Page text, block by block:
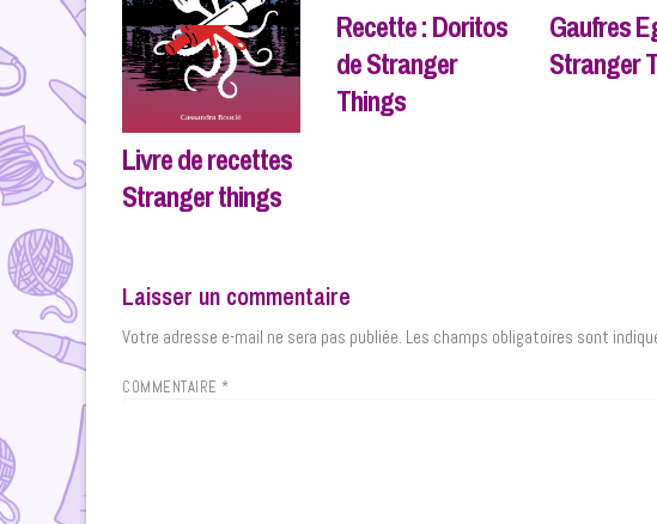
Livre de recettes
Stranger things
Recette : Doritos
de Stranger
Things
Gaufres
Stranger
Laisser un commentaire
Votre adresse e-mail ne sera pas publiée. Les champs obligatoires sont
COMMENTAIRE *